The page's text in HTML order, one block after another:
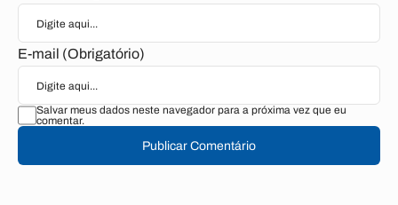
E-mail (Obrigatório)
Salvar meus dados neste navegador para a próxima vez que eu
comentar.
Publicar Comentário